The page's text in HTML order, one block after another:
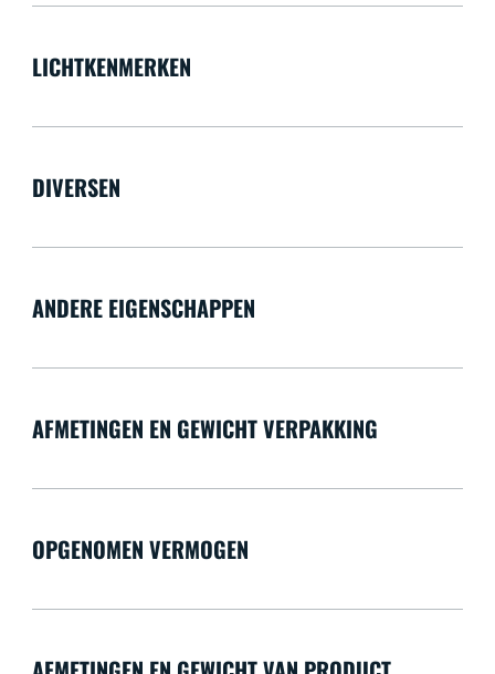
LICHTKENMERKEN
DIVERSEN
ANDERE EIGENSCHAPPEN
AFMETINGEN EN GEWICHT VERPAKKING
OPGENOMEN VERMOGEN